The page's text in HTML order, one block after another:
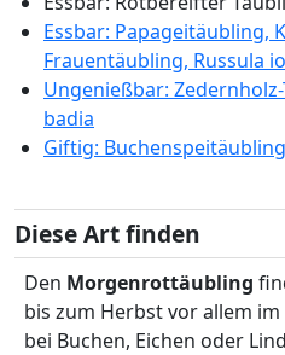
Essbar: Papageitäubling,
Frauentäubling, Russula
Ungenießbar:
badia
Giftig:
Diese Art finden
Den Morgenrottäubling
bis zum Herbst vor allem
bei Buchen, Eichen oder